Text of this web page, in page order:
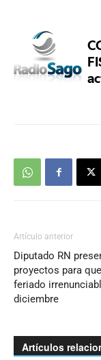
Artículo anterior
Diputado RN
proyectos para
feriado
diciembre
Artículos